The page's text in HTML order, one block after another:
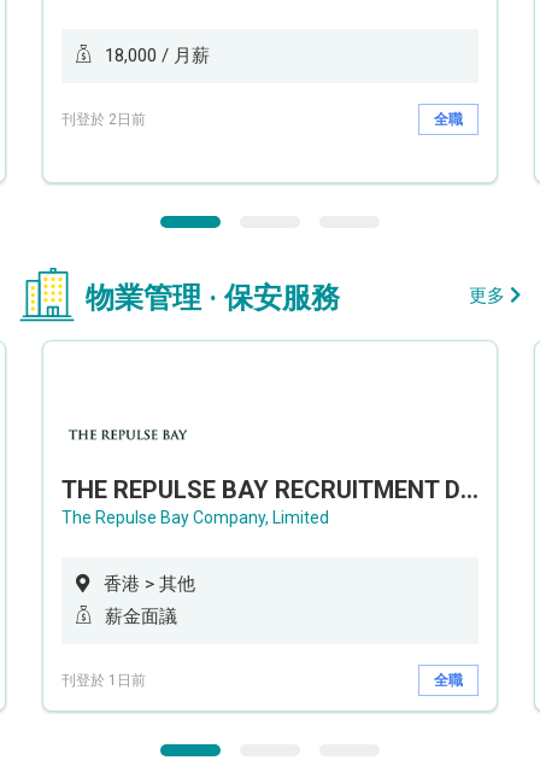
18,000 / 月薪
刊登於 2日前 全職
物業管理 · 保安服務 更多
THE REPULSE BAY RECRUITMENT DAY 淺水灣影灣園人才招聘會
The Repulse Bay Company, Limited
香港 > 其他
薪金面議
刊登於 1日前 全職